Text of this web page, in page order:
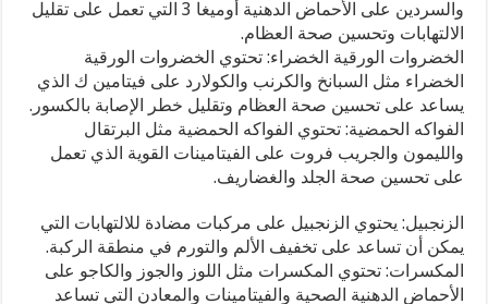
مغلقة
والسردين على الأحماض الدهنية أوميغا 3 التي تعمل على تقليل
الالتهابات وتحسين صحة العظام.
الخضروات الورقية الخضراء: تحتوي الخضروات الورقية
الخضراء مثل السبانخ والكرنب والكولارد على فيتامين ك الذي
يساعد على تحسين صحة العظام وتقليل خطر الإصابة بالكسور.
الفواكه الحمضية: تحتوي الفواكه الحمضية مثل البرتقال
والليمون والجريب فروت على الفيتامينات القوية الذي تعمل
على تحسين صحة الجلد والغضاريف.
الزنجبيل: يحتوي الزنجبيل على مركبات مضادة للالتهابات التي
يمكن أن تساعد على تخفيف الألم والتورم في منطقة الركبة.
المكسرات: تحتوي المكسرات مثل اللوز والجوز والكاجو على
الأحماض الدهنية الصحية والفيتامينات والمعادن التي تساعد